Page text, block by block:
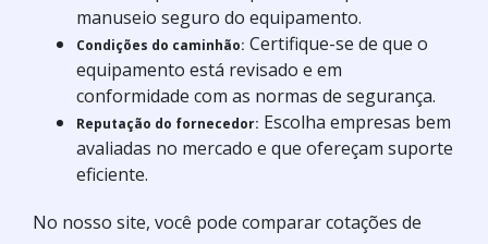
manuseio seguro do equipamento.
Condições do caminhão: Certifique-se de que o
equipamento está revisado e em
conformidade com as normas de segurança.
Reputação do fornecedor: Escolha empresas bem
avaliadas no mercado e que ofereçam suporte
eficiente.
No nosso site, você pode comparar cotações de